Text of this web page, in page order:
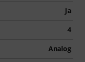
Ja
4
Analog